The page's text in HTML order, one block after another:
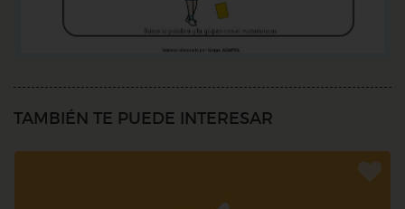
TAMBIÉN TE PUEDE INTERESAR